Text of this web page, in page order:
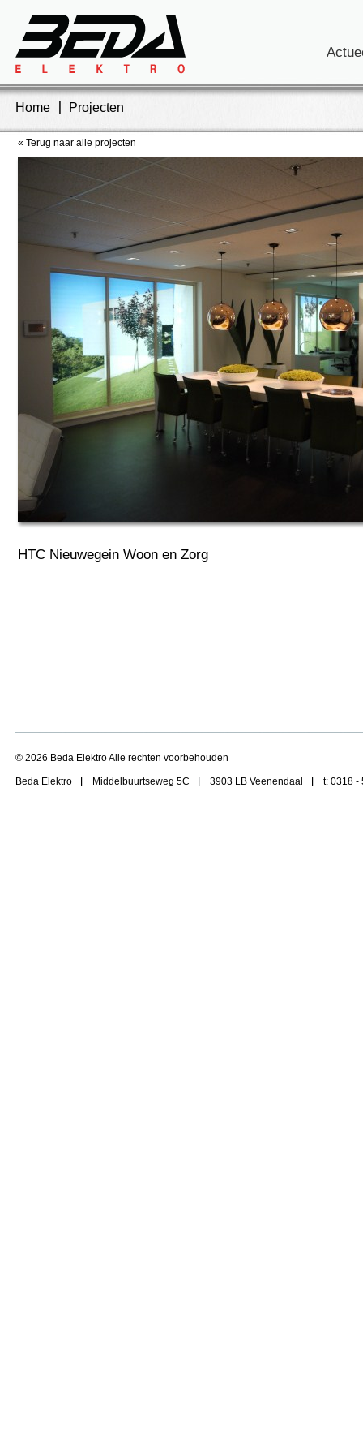
Home Projecten
« Terug naar alle projecten
HTC Nieuwegein Woon en Zorg
© 2026 Beda Elektro Alle rechten voorbehouden
Beda Elektro Middelbuurtseweg 5C 3903 LB Veenendaal t: 0318 -